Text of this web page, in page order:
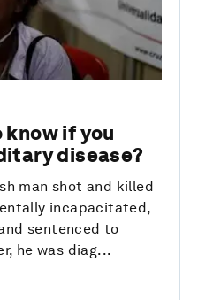
if you
disease?
man shot and killed
incapacitated,
sentenced to
he was diag...